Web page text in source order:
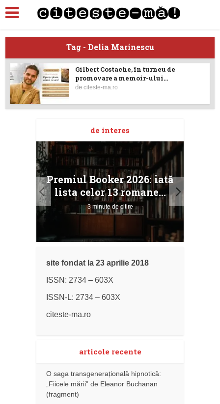
Tag - Delia Marinescu
Gilbert Costache, în turneu de
promovare a memoir-ului...
deciteste-ma.ro
de interes
Premiul Booker 2026: iată
lista celor 13 romane...
3 minute de citire
site fondat la 23 aprilie 2018
ISSN: 2734 – 603X
ISSN-L: 2734 – 603X
citeste-ma.ro
articole recente
O saga transgenerațională hipnotică:
„Fiicele mării” de Eleanor Buchanan
(fragment)